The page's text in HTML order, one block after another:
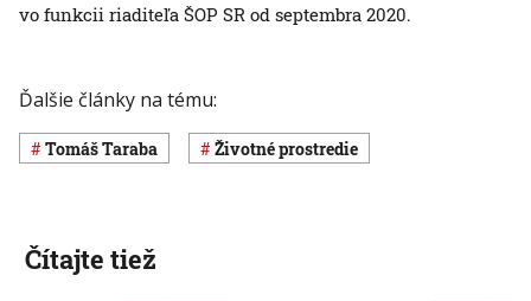
vo funkcii riaditeľa ŠOP SR od septembra 2020.
Ďalšie články na tému:
Tomáš Taraba Životné prostredie
Čítajte tiež